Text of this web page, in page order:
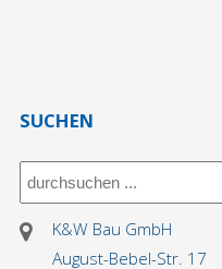
SUCHEN
K&W Bau GmbH
August-Bebel-Str. 17